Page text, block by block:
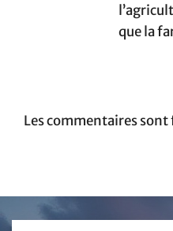
que la
Les commentaires sont